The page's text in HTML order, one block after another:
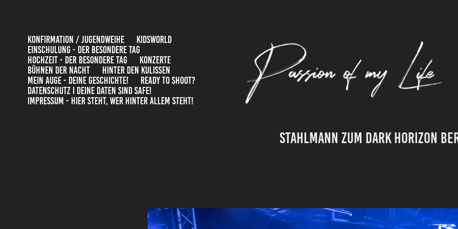
KONFIRMATION / JUGENDWEIHE
KIDSWORLD
EINSCHULUNG - DER BESONDERE TAG
HOCHZEIT - DER BESONDERE TAG
KONZERTE
BÜHNEN DER NACHT
HINTER DEN KULISSEN
MEIN AUGE - DEINE GESCHICHTE!
READY TO SHOOT?
DATENSCHUTZ I DEINE DATEN SIND SAFE!
IMPRESSUM - HIER STEHT, WER HINTER ALLEM STEHT!
Stahlmann zum Dark Horizon